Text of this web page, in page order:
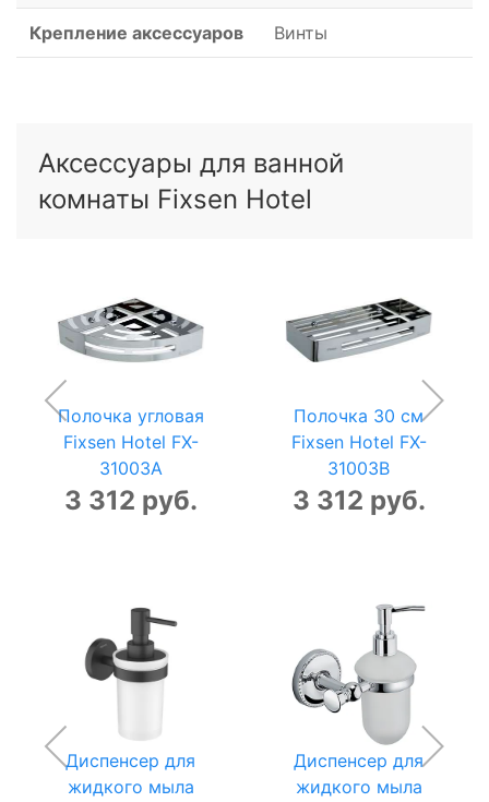
Крепление аксессуаров Винты
Аксессуары для ванной
комнаты Fixsen Hotel
Полочка угловая
Fixsen Hotel FX-
31003A
3 312 руб.
Полочка 30 см
Fixsen Hotel FX-
31003B
3 312 руб.
Диспенсер для
жидкого мыла
Диспенсер для
жидкого мыла